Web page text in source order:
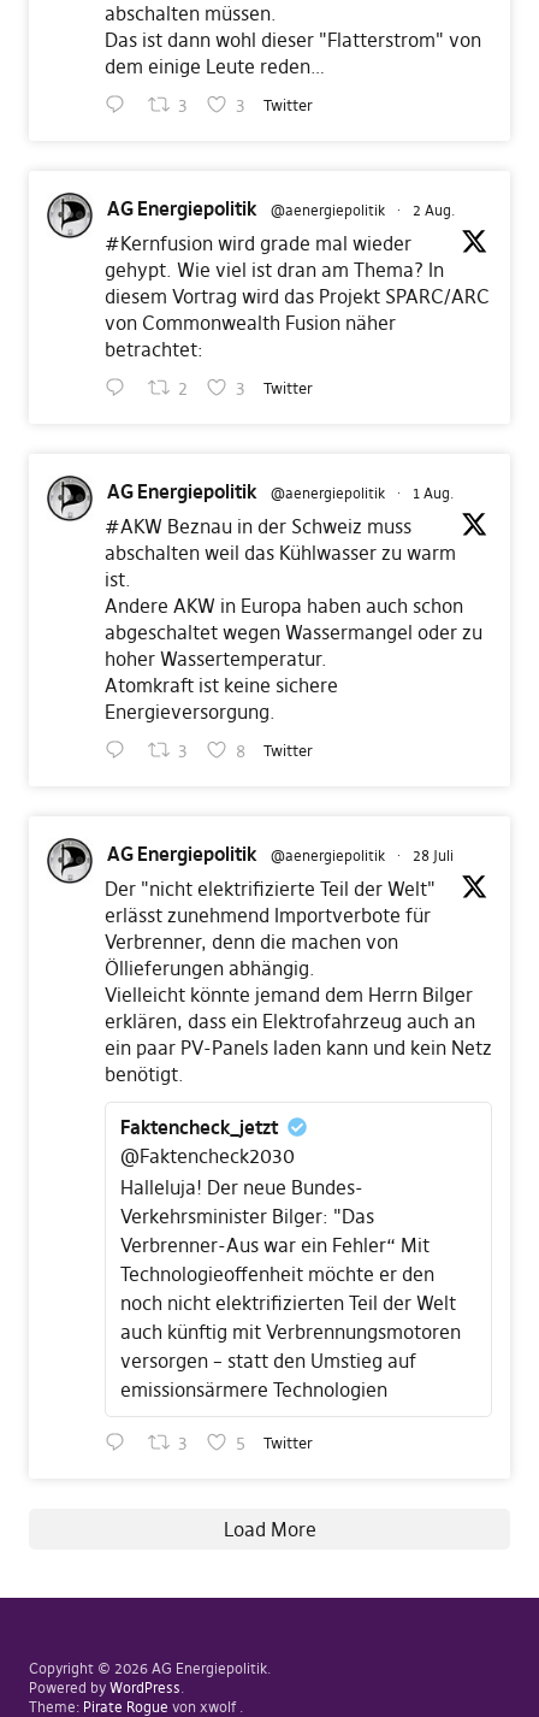
abschalten müssen.
Das ist dann wohl dieser "Flatterstrom" von
dem einige Leute reden…
3 3 Twitter
AG Energiepolitik @aenergiepolitik · 2 Aug.
#Kernfusionwird grade mal wieder
gehypt. Wie viel ist dran am Thema? In
diesem Vortrag wird das Projekt SPARC/ARC
von Commonwealth Fusion näher
betrachtet:
2 3 Twitter
AG Energiepolitik @aenergiepolitik · 1 Aug.
#AKW Beznau in der Schweiz muss
abschalten weil das Kühlwasser zu warm
ist.
Andere AKW in Europa haben auch schon
abgeschaltet wegen Wassermangel oder zu
hoher Wassertemperatur.
Atomkraft ist keine sichere
Energieversorgung.
3 8 Twitter
AG Energiepolitik @aenergiepolitik · 28 Juli
Der "nicht elektrifizierte Teil der Welt"
erlässt zunehmend Importverbote für
Verbrenner, denn die machen von
Öllieferungen abhängig.
Vielleicht könnte jemand dem Herrn Bilger
erklären, dass ein Elektrofahrzeug auch an
ein paar PV-Panels laden kann und kein Netz
benötigt.
Faktencheck_jetzt
@Faktencheck2030
Halleluja! Der neue Bundes-
Verkehrsminister Bilger: "Das
Verbrenner-Aus war ein Fehler“ Mit
Technologieoffenheit möchte er den
noch nicht elektrifizierten Teil der Welt
auch künftig mit Verbrennungsmotoren
versorgen – statt den Umstieg auf
emissionsärmere Technologien
3 5 Twitter
Load More
Copyright © 2026 AG Energiepolitik
Powered by WordPress
Theme: Pirate Rogue von xwolf